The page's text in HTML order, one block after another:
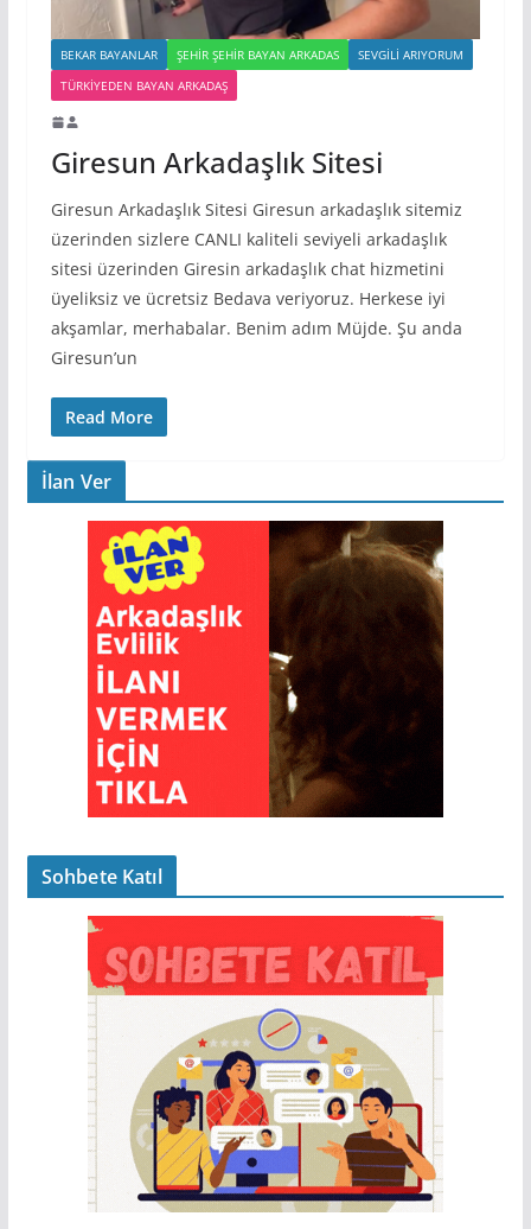
BEKAR BAYANLAR ŞEHIR ŞEHIR BAYAN ARKADAS
SEVGILI ARIYORUM
TÜRKIYEDEN BAYAN ARKADAŞ
Giresun Arkadaşlık Sitesi
Giresun Arkadaşlık Sitesi Giresun arkadaşlık sitemiz
üzerinden sizlere CANLI kaliteli seviyeli arkadaşlık
sitesi üzerinden Giresin arkadaşlık chat hizmetini
üyeliksiz ve ücretsiz Bedava veriyoruz. Herkese iyi
akşamlar, merhabalar. Benim adım Müjde. Şu anda
Giresun’un
Read More
İlan Ver
Sohbete Katıl